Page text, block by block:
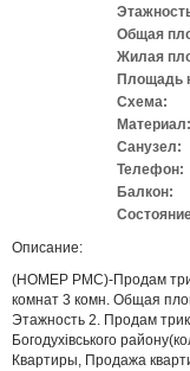
Общая
Жилая
Площадь
Схема:
Материал:
Санузел:
Телефон:
Балкон:
Описание:
(НОМЕР PMC)-Продам
комнат 3 комн. Общая
Этажность 2. Продам
Богодухівського
Квартиры, Продажа